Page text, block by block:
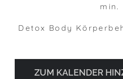
min.
Detox Body
ZUM KALENDER